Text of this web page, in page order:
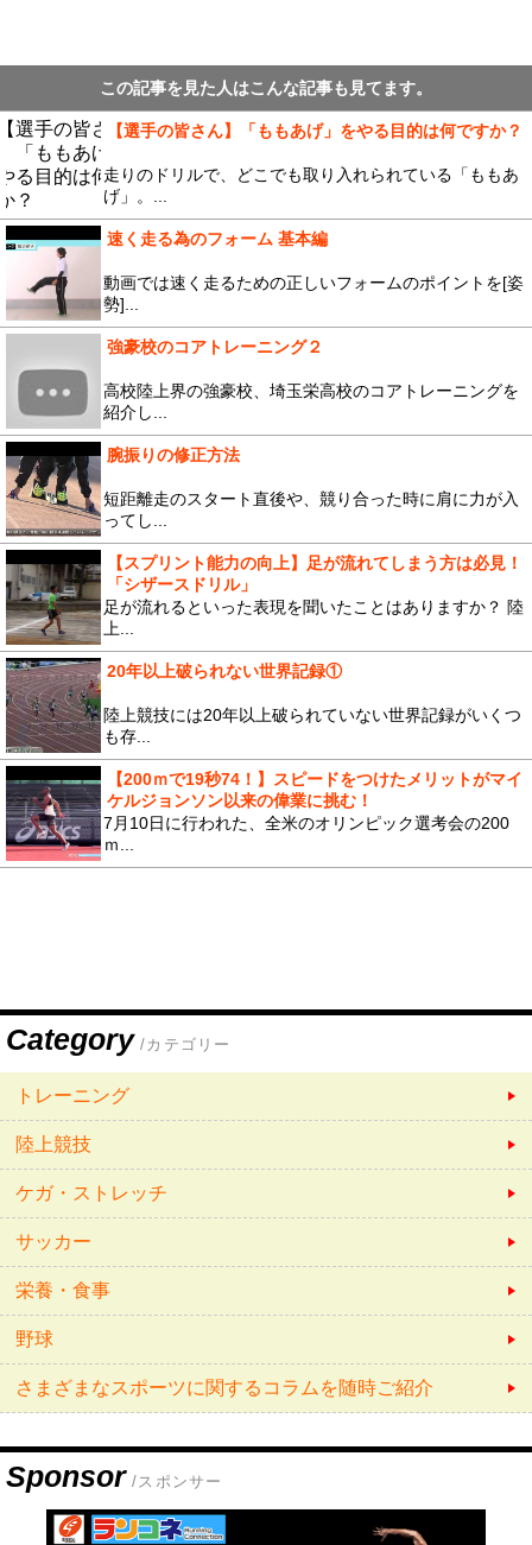
この記事を見た人はこんな記事も見てます。
【選手の皆さん】「ももあげ」をやる目的は何ですか？
走りのドリルで、どこでも取り入れられている「ももあ
げ」。...
速く走る為のフォーム 基本編
動画では速く走るための正しいフォームのポイントを[姿
勢]...
強豪校のコアトレーニング２
高校陸上界の強豪校、埼玉栄高校のコアトレーニングを
紹介し...
腕振りの修正方法
短距離走のスタート直後や、競り合った時に肩に力が入
ってし...
【スプリント能力の向上】足が流れてしまう方は必見！
「シザースドリル」
足が流れるといった表現を聞いたことはありますか？ 陸
上...
20年以上破られない世界記録①
陸上競技には20年以上破られていない世界記録がいくつ
も存...
【200ｍで19秒74！】スピードをつけたメリットがマイ
ケルジョンソン以来の偉業に挑む！
7月10日に行われた、全米のオリンピック選考会の200
ｍ...
Category /カテゴリー
トレーニング
陸上競技
ケガ・ストレッチ
サッカー
栄養・食事
野球
さまざまなスポーツに関するコラムを随時ご紹介
Sponsor /スポンサー